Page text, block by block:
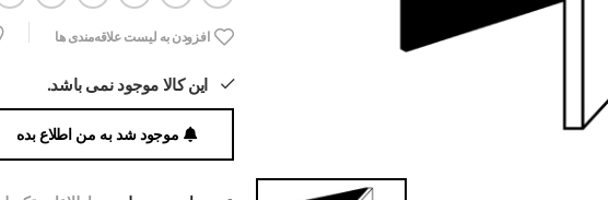
افزودن به لیست علاقه‌مندی ها
این کالا موجود نمی باشد.
موجود شد به من اطلاع بده